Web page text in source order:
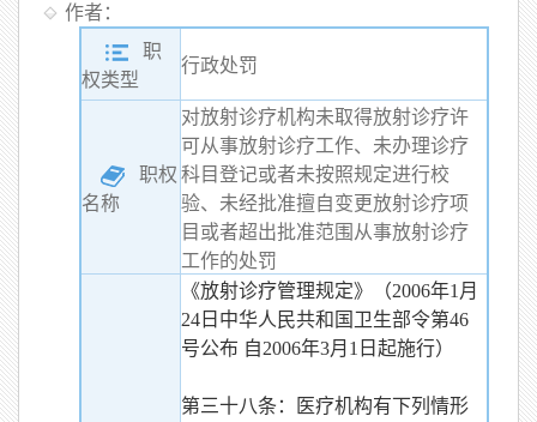
作者：
职
权类型
行政处罚
职权
名称
对放射诊疗机构未取得放射诊疗许
可从事放射诊疗工作、未办理诊疗
科目登记或者未按照规定进行校
验、未经批准擅自变更放射诊疗项
目或者超出批准范围从事放射诊疗
工作的处罚
《放射诊疗管理规定》（2006年1月
24日中华人民共和国卫生部令第46
号公布 自2006年3月1日起施行）
第三十八条：医疗机构有下列情形